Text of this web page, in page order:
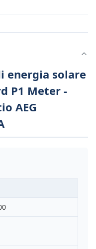
energia solare
P1 Meter -
AEG